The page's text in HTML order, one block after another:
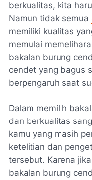
berkualitas, kita
Namun tidak semua
memiliki kualitas
memulai
bakalan burung
cendet yang bagus
berpengaruh saat
Dalam memilih
dan berkualitas
kamu yang masih
ketelitian dan
tersebut. Karena
bakalan burung